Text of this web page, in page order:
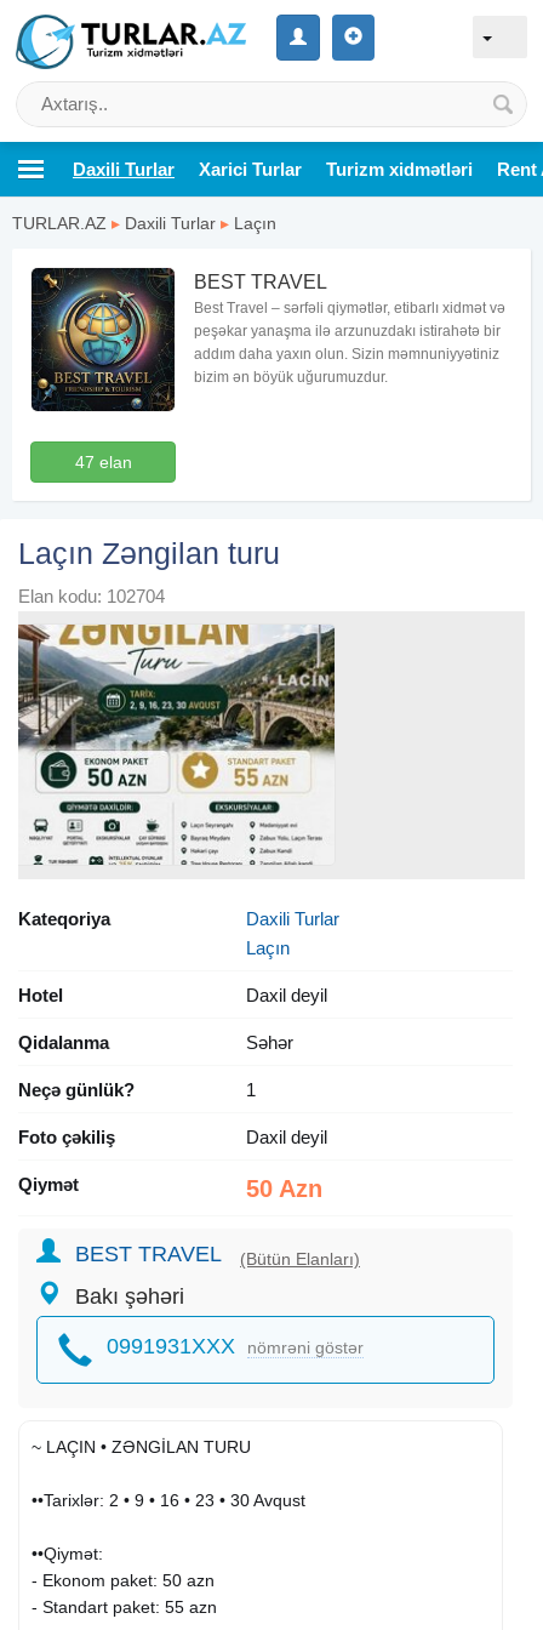
Daxili Turlar Xarici Turlar Turizm xidmətləri Rent
TURLAR.AZ ▸ Daxili Turlar ▸ Laçın
47 elan
BEST TRAVEL
Best Travel – sərfəli qiymətlər, etibarlı xidmət və
peşəkar yanaşma ilə arzunuzdakı istirahətə bir
addım daha yaxın olun. Sizin məmnuniyyətiniz
bizim ən böyük uğurumuzdur.
Laçın Zəngilan turu
Elan kodu: 102704
Kateqoriya
Daxili Turlar
Laçın
Hotel Daxil deyil
Qidalanma Səhər
Neçə günlük? 1
Foto çəkiliş Daxil deyil
Qiymət 50 Azn
BEST TRAVEL (Bütün Elanları)
Bakı şəhəri
0991931XXX nömrəni göstər
~ LAÇIN • ZƏNGİLAN TURU
••Tarixlər: 2 • 9 • 16 • 23 • 30 Avqust
••Qiymət:
- Ekonom paket: 50 azn
- Standart paket: 55 azn